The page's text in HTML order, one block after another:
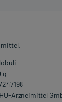
g
Arzneimittel